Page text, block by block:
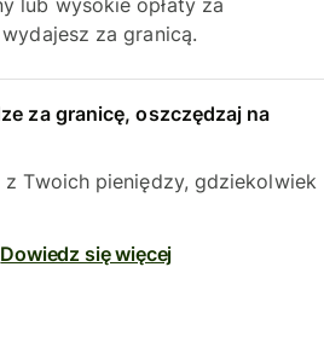
lub wysokie opłaty za
za granicą.
za granicę, oszczędzaj na
Twoich pieniędzy, gdziekolwiek
Dowiedz się więcej